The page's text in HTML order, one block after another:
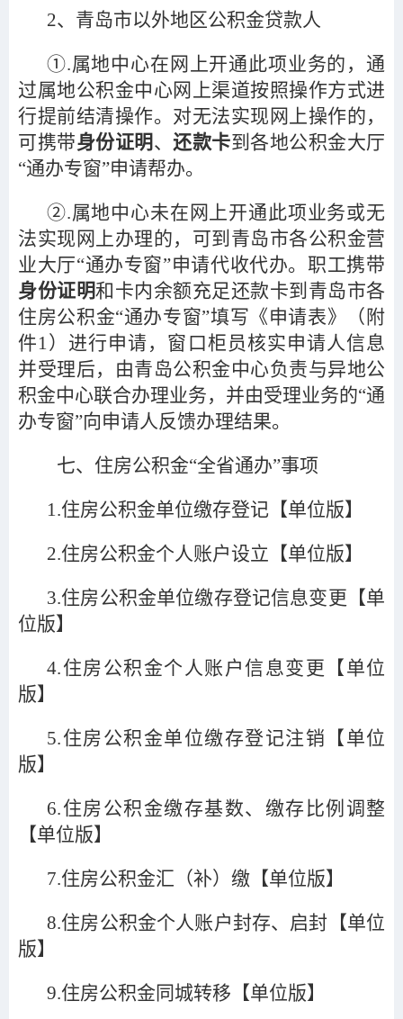
2、青岛市以外地区公积金贷款人
①.属地中心在网上开通此项业务的，通
过属地公积金中心网上渠道按照操作方式进
行提前结清操作。对无法实现网上操作的，
可携带身份证明 、 还款卡到各地公积金大厅
“通办专窗”申请帮办。
②.属地中心未在网上开通此项业务或无
法实现网上办理的，可到青岛市各公积金营
业大厅“通办专窗”申请代收代办。职工携带
身份证明和卡内余额充足还款卡到青岛市各
住房公积金“通办专窗”填写《申请表》（附
件1）进行申请，窗口柜员核实申请人信息
并受理后，由青岛公积金中心负责与异地公
积金中心联合办理业务，并由受理业务的“通
办专窗”向申请人反馈办理结果。
七、住房公积金“全省通办”事项
1.住房公积金单位缴存登记【单位版】
2.住房公积金个人账户设立【单位版】
3.住房公积金单位缴存登记信息变更【单
位版】
4.住房公积金个人账户信息变更【单位
版】
5.住房公积金单位缴存登记注销【单位
版】
6.住房公积金缴存基数、缴存比例调整
【单位版】
7.住房公积金汇（补）缴【单位版】
8.住房公积金个人账户封存、启封【单位
版】
9.住房公积金同城转移【单位版】